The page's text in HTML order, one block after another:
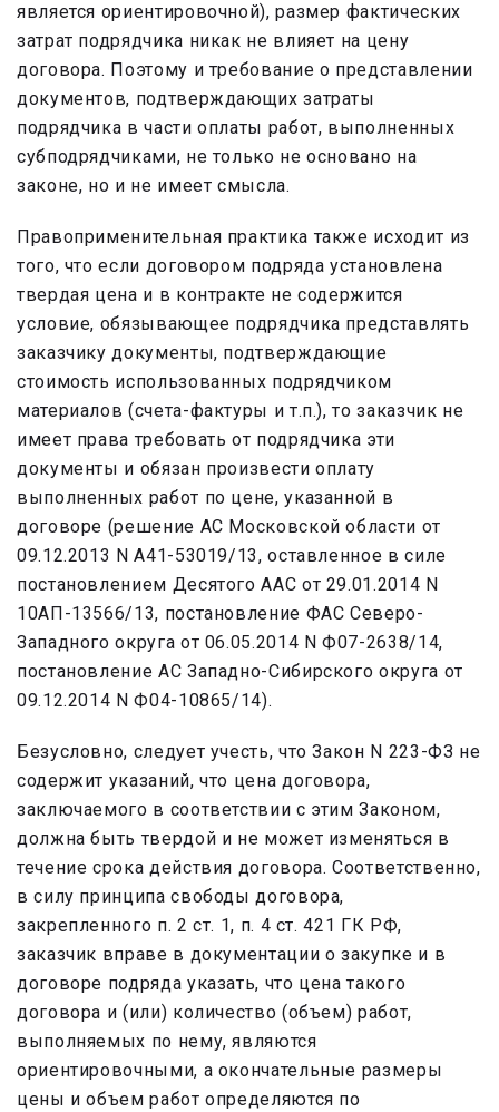
является ориентировочной), размер фактических
затрат подрядчика никак не влияет на цену
договора. Поэтому и требование о представлении
документов, подтверждающих затраты
подрядчика в части оплаты работ, выполненных
субподрядчиками, не только не основано на
законе, но и не имеет смысла.
Правоприменительная практика также исходит из
того, что если договором подряда установлена
твердая цена и в контракте не содержится
условие, обязывающее подрядчика представлять
заказчику документы, подтверждающие
стоимость использованных подрядчиком
материалов (счета-фактуры и т.п.), то заказчик не
имеет права требовать от подрядчика эти
документы и обязан произвести оплату
выполненных работ по цене, указанной в
договоре (решение АС Московской области от
09.12.2013 N А41-53019/13, оставленное в силе
постановлением Десятого ААС от 29.01.2014 N
10АП-13566/13, постановление ФАС Северо-
Западного округа от 06.05.2014 N Ф07-2638/14,
постановление АС Западно-Сибирского округа от
09.12.2014 N Ф04-10865/14).
Безусловно, следует учесть, что Закон N 223-ФЗ не
содержит указаний, что цена договора,
заключаемого в соответствии с этим Законом,
должна быть твердой и не может изменяться в
течение срока действия договора. Соответственно,
в силу принципа свободы договора,
закрепленного п. 2 ст. 1, п. 4 ст. 421 ГК РФ,
заказчик вправе в документации о закупке и в
договоре подряда указать, что цена такого
договора и (или) количество (объем) работ,
выполняемых по нему, являются
ориентировочными, а окончательные размеры
цены и объем работ определяются по